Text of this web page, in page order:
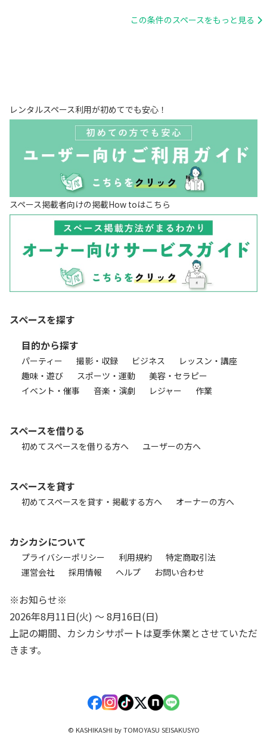
この条件のスペースをもっと見る
レンタルスペース利用が初めてでも安心！
スペース掲載者向けの掲載How toはこちら
スペースを探す
目的から探す
パーティー 撮影・収録 ビジネス
レッスン・講座
趣味・遊び
スポーツ・運動
美容・セラピー
イベント・催事
音楽・演劇 レジャー 作業
スペースを借りる
初めてスペースを借りる方へ ユーザーの方へ
スペースを貸す
初めてスペースを貸す・掲載する方へ オーナーの方へ
カシカシについて
プライバシーポリシー 利用規約
特定商取引法
運営会社
採用情報 ヘルプ お問い合わせ
※お知らせ※
2026年8月11日(火) 〜 8月16日(日)
上記の期間、カシカシサポートは夏季休業とさせていただ
きます。
© KASHIKASHI by TOMOYASU SEISAKUSYO